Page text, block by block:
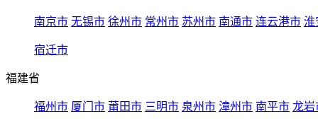
南京市 无锡市 徐州市 常州市 苏州市 南通市 连云港市 淮
宿迁市
福建省
福州市 厦门市 莆田市 三明市 泉州市 漳州市 南平市 龙岩